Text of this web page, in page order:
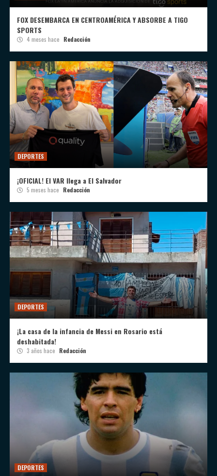
FOX DESEMBARCA EN CENTROAMÉRICA Y ABSORBE A TIGO
SPORTS
4 meses hace Redacción
DEPORTES
¡OFICIAL! El VAR llega a El Salvador
5 meses hace Redacción
DEPORTES
¡La casa de la infancia de Messi en Rosario está
deshabitada!
3 años hace Redacción
DEPORTES